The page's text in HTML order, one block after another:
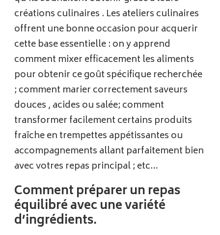
créations culinaires . Les ateliers culinaires
offrent une bonne occasion pour acquerir
cette base essentielle : on y apprend
comment mixer efficacement les aliments
pour obtenir ce goût spécifique recherchée
; comment marier correctement saveurs
douces , acides ou salée; comment
transformer facilement certains produits
fraîche en trempettes appétissantes ou
accompagnements allant parfaitement bien
avec votres repas principal ; etc…
Comment préparer un repas
équilibré avec une variété
d’ingrédients.